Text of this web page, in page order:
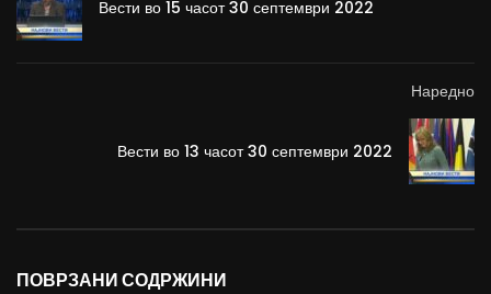
Вести во 15 часот 30 септември 2022
Наредно
Вести во 13 часот 30 септември 2022
ПОВРЗАНИ СОДРЖИНИ